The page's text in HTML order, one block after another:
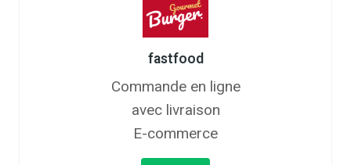
fastfood
Commande en ligne
avec livraison
E-commerce